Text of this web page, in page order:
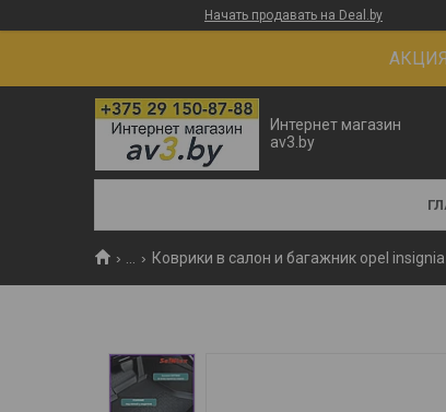
Начать продавать на Deal.by
Интернет магазин
av3.by
Коврики в салон и багажник opel